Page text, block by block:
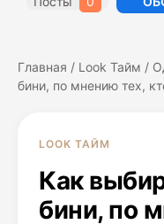
Главная / Look Тайм /
бини, по мнению тех,
LOOK ТАЙМ
Как
бини, по